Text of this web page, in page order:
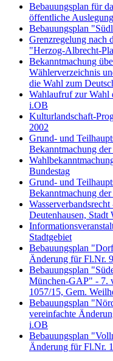
Bebauungsplan für
öffentliche Auslegung
Bebauungsplan
Grenzregelung nach
"Herzog-Albrecht-
Bekanntmachung
Wählerverzeichnis
die Wahl zum
Wahlaufruf zur Wahl
i.OB
Kulturlandschaft-
2002
Grund- und
Bekanntmachung
Bundestag
Grund- und
Bekanntmachung
Deutenhausen,
Stadtgebiet
Bebauungsplan
Änderung für Fl.Nr.
Bebauungsplan
München-GAP" - 7.
1057/15, Gem.
Bebauungsplan
vereinfachte
i.OB
Bebauungsplan
Änderung für Fl.Nr.